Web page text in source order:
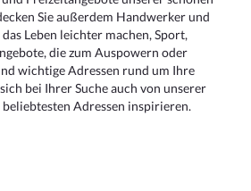
Sie außerdem Handwerker und
Leben leichter machen, Sport,
die zum Auspowern oder
wichtige Adressen rund um Ihre
bei Ihrer Suche auch von unserer
Adressen inspirieren.